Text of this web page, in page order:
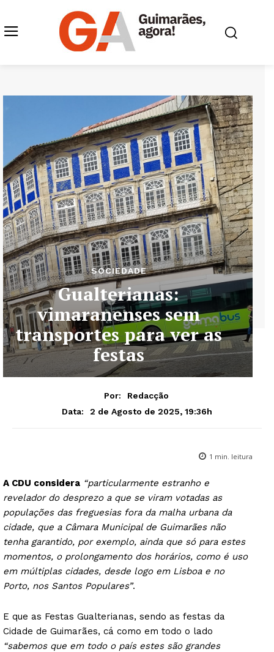
SOCIEDADE
Gualterianas:
vimaranenses sem
transportes para ver as
festas
Por:
Redacção
Data:
2 de Agosto de 2025, 19:36h
1 min. leitura
A CDU considera “particularmente estranho e
revelador do desprezo a que se viram votadas as
populações das freguesias fora da malha urbana da
cidade, que a Câmara Municipal de Guimarães não
tenha garantido, por exemplo, ainda que só para estes
momentos, o prolongamento dos horários, como é uso
em múltiplas cidades, desde logo em Lisboa e no
Porto, nos Santos Populares”.
E que as Festas Gualterianas, sendo as festas da
Cidade de Guimarães, cá como em todo o lado
“sabemos que em todo o país estes são grandes